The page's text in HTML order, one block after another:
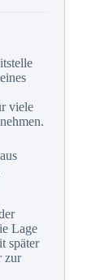
viele
Lage
später
zur